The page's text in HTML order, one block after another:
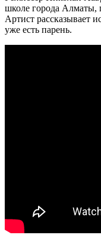
школе города Алматы,
Артист рассказывает
уже есть парень.